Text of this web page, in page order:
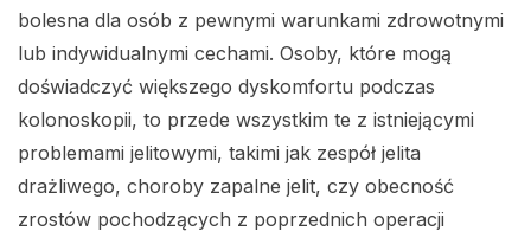
bolesna dla osób z pewnymi warunkami zdrowotnymi
lub indywidualnymi cechami. Osoby, które mogą
doświadczyć większego dyskomfortu podczas
kolonoskopii, to przede wszystkim te z istniejącymi
problemami jelitowymi, takimi jak zespół jelita
drażliwego, choroby zapalne jelit, czy obecność
zrostów pochodzących z poprzednich operacji